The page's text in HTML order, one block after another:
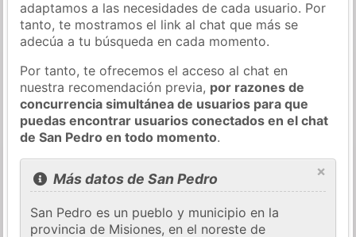
adaptamos a las necesidades de cada usuario. Por
tanto, te mostramos el link al chat que más se
adecúa a tu búsqueda en cada momento.
Por tanto, te ofrecemos el acceso al chat en
nuestra recomendación previa, por razones de
concurrencia simultánea de usuarios para que
puedas encontrar usuarios conectados en el chat
de San Pedro en todo momento.
×
Más datos de San Pedro
San Pedro es un pueblo y municipio en la
provincia de Misiones, en el noreste de